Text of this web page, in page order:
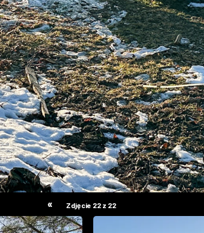
« Zdjęcie 22 z 22